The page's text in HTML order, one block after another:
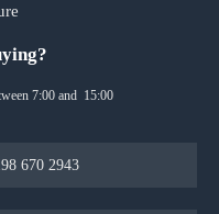
7:00 and 15:00
670 2943